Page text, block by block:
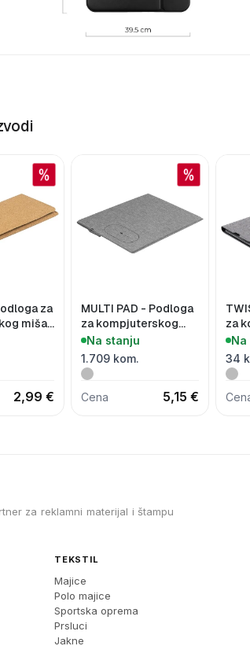
za
miša i
15W
2,99 €
MULTI PAD - Podloga
za kompjuterskog
miša i bežični punjač
15W
Na stanju
1.709 kom.
Cena 5,15 €
za
15W
Na
34
za reklamni materijal i štampu
TEKSTIL
Majice
Polo majice
Sportska oprema
Prsluci
Jakne